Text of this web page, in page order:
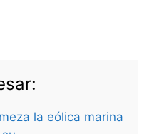
la eólica marina